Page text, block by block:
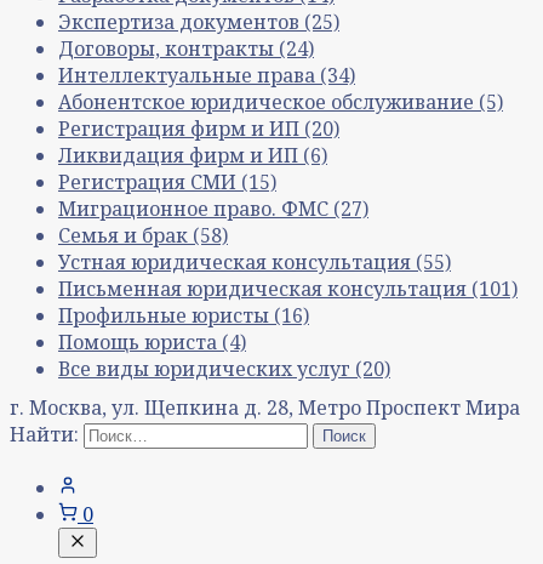
Экспертиза документов (25)
Договоры, контракты (24)
Интеллектуальные права (34)
Абонентское юридическое обслуживание (5)
Регистрация фирм и ИП (20)
Ликвидация фирм и ИП (6)
Регистрация СМИ (15)
Миграционное право. ФМС (27)
Семья и брак (58)
Устная юридическая консультация (55)
Письменная юридическая консультация (101)
Профильные юристы (16)
Помощь юриста (4)
Все виды юридических услуг (20)
г. Москва, ул. Щепкина д. 28, Метро Проспект Мира
Найти:
0